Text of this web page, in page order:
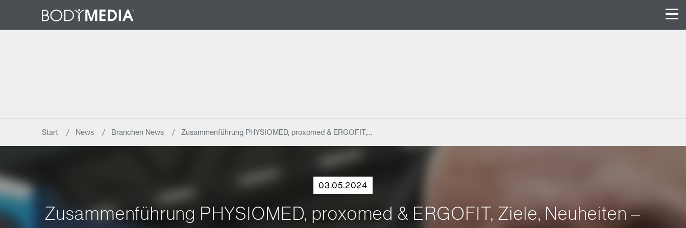
Start News Branchen News Zusammenführung PHYSIOMED, proxomed & ERGOFIT,…
03.05.2024
Zusammenführung PHYSIOMED, proxomed & ERGOFIT, Ziele, Neuheiten –